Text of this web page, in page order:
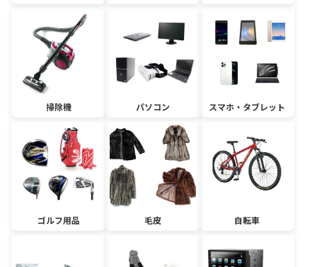
掃除機 パソコン スマホ・タブレット
ゴルフ用品 毛皮 自転車